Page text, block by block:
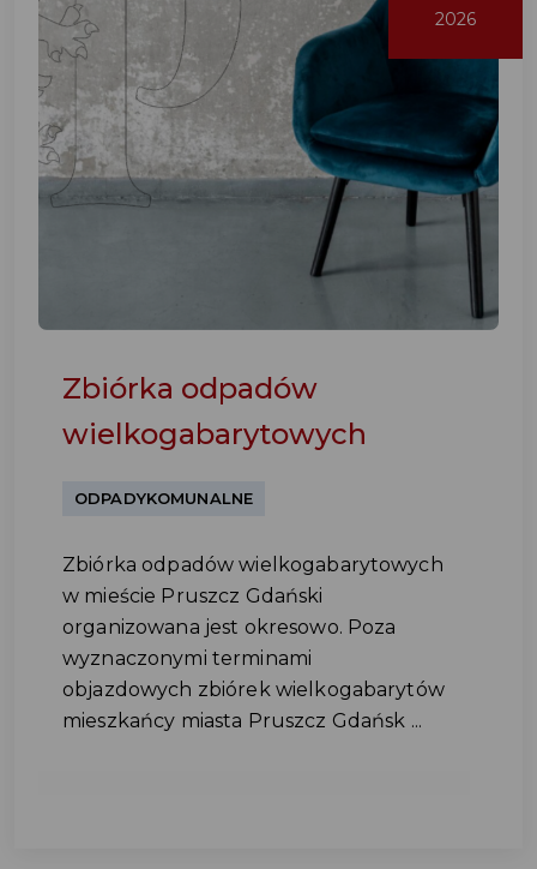
2026
Zbiórka odpadów
wielkogabarytowych
ODPADYKOMUNALNE
Zbiórka odpadów wielkogabarytowych
w mieście Pruszcz Gdański
organizowana jest okresowo. Poza
wyznaczonymi terminami
objazdowych zbiórek wielkogabarytów
mieszkańcy miasta Pruszcz Gdańsk ...